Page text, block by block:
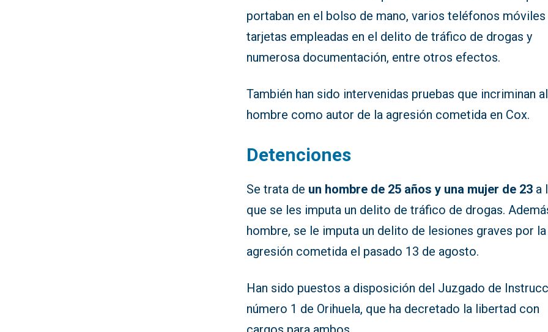
portaban en el bolso de mano, varios teléfonos móviles
tarjetas empleadas en el delito de tráfico de drogas y
numerosa documentación, entre otros efectos.
También han sido intervenidas pruebas que incriminan al
hombre como autor de la agresión cometida en Cox.
Detenciones
Se trata de un hombre de 25 años y una mujer de 23 a
que se les imputa un delito de tráfico de drogas.
hombre, se le imputa un delito de lesiones graves por la
agresión cometida el pasado 13 de agosto.
Han sido puestos a disposición del Juzgado de
número 1 de Orihuela, que ha decretado la libertad con